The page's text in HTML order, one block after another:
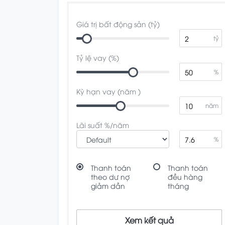
Giá trị bất động sản (tỷ)
tỷ
Tỷ lệ vay (%)
%
Kỳ hạn vay (năm )
năm
Lãi suất %/năm
%
Thanh toán
theo dư nợ
giảm dần
Thanh toán
đều hàng
tháng
Xem kết quả